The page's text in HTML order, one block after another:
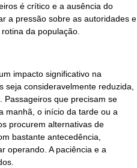
é crítico e a ausência do
a pressão sobre as autoridades e
da população.
impacto significativo na
consideravelmente reduzida,
Passageiros que precisam se
manhã, o início da tarde ou a
procurem alternativas de
bastante antecedência,
operando. A paciência e a